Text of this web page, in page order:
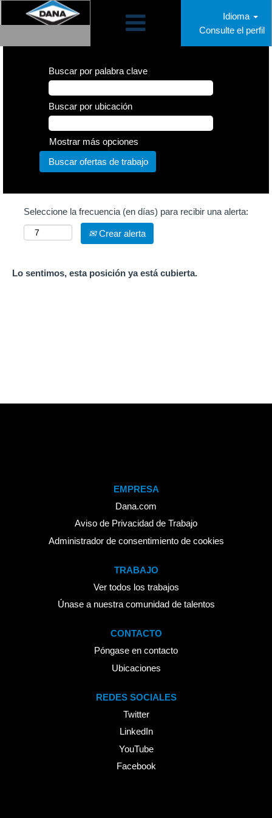
Idioma
Consulte el perfil
Buscar por palabra clave
Buscar por ubicación
Mostrar más opciones
Seleccione la frecuencia (en días) para recibir una alerta:
Crear alerta
Lo sentimos, esta posición ya está cubierta.
EMPRESA
Dana.com
Aviso de Privacidad de Trabajo
Administrador de consentimiento de cookies
TRABAJO
Ver todos los trabajos
Únase a nuestra comunidad de talentos
CONTACTO
Póngase en contacto
Ubicaciones
REDES SOCIALES
Twitter
LinkedIn
YouTube
Facebook